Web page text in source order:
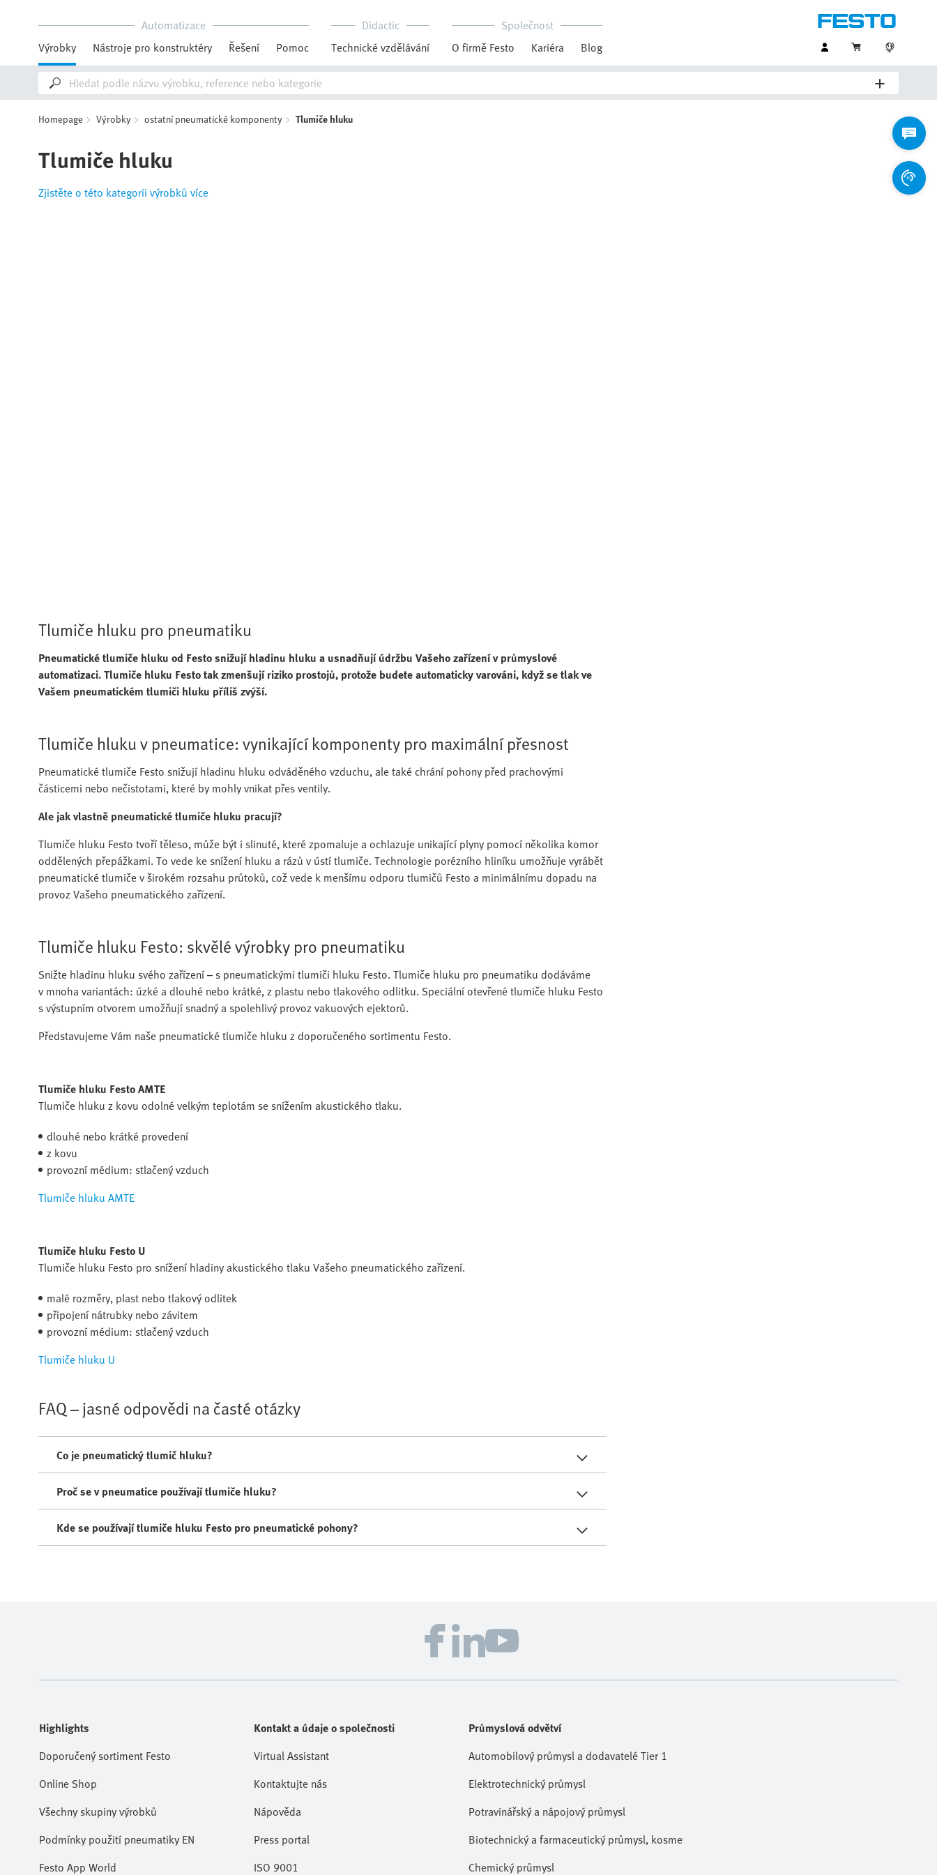
Automatizace
Výrobky
Nástroje pro konstruktéry Řešení Pomoc
Didactic
Technické vzdělávání
Společnost
O firmě Festo
Kariéra Blog
Homepage Výrobky ostatní pneumatické komponenty Tlumiče hluku
Tlumiče hluku
Zjistěte o této kategorii výrobků více
Tlumiče hluku pro pneumatiku
Pneumatické tlumiče hluku od Festo snižují hladinu hluku a usnadňují údržbu Vašeho zařízení v průmyslové
automatizaci. Tlumiče hluku Festo tak zmenšují riziko prostojů, protože budete automaticky varováni, když se tlak ve
Vašem pneumatickém tlumiči hluku příliš zvýší.
Tlumiče hluku v pneumatice: vynikající komponenty pro maximální přesnost
Pneumatické tlumiče Festo snižují hladinu hluku odváděného vzduchu, ale také chrání pohony před prachovými
částicemi nebo nečistotami, které by mohly vnikat přes ventily.
Ale jak vlastně pneumatické tlumiče hluku pracují?
Tlumiče hluku Festo tvoří těleso, může být i slinuté, které zpomaluje a ochlazuje unikající plyny pomocí několika komor
oddělených přepážkami. To vede ke snížení hluku a rázů v ústí tlumiče. Technologie porézního hliníku umožňuje vyrábět
pneumatické tlumiče v širokém rozsahu průtoků, což vede k menšímu odporu tlumičů Festo a minimálnímu dopadu na
provoz Vašeho pneumatického zařízení.
Tlumiče hluku Festo: skvělé výrobky pro pneumatiku
Snižte hladinu hluku svého zařízení – s pneumatickými tlumiči hluku Festo. Tlumiče hluku pro pneumatiku dodáváme
v mnoha variantách: úzké a dlouhé nebo krátké, z plastu nebo tlakového odlitku. Speciální otevřené tlumiče hluku Festo
s výstupním otvorem umožňují snadný a spolehlivý provoz vakuových ejektorů.
Představujeme Vám naše pneumatické tlumiče hluku z doporučeného sortimentu Festo.
Tlumiče hluku Festo AMTE
Tlumiče hluku z kovu odolné velkým teplotám se snížením akustického tlaku.
dlouhé nebo krátké provedení
z kovu
provozní médium: stlačený vzduch
Tlumiče hluku AMTE
Tlumiče hluku Festo U
Tlumiče hluku Festo pro snížení hladiny akustického tlaku Vašeho pneumatického zařízení.
malé rozměry, plast nebo tlakový odlitek
připojení nátrubky nebo závitem
provozní médium: stlačený vzduch
Tlumiče hluku U
FAQ – jasné odpovědi na časté otázky
Co je pneumatický tlumič hluku?
Proč se v pneumatice používají tlumiče hluku?
Kde se používají tlumiče hluku Festo pro pneumatické pohony?
Highlights
Doporučený sortiment Festo
Online Shop
Všechny skupiny výrobků
Podmínky použití pneumatiky EN
Festo App World
Kontakt a údaje o společnosti
Virtual Assistant
Kontaktujte nás
Nápověda
Press portal
ISO 9001
Průmyslová odvětví
Automobilový průmysl a dodavatelé Tier 1
Elektrotechnický průmysl
Potravinářský a nápojový průmysl
Biotechnický a farmaceutický průmysl, kosmetika
Chemický průmysl